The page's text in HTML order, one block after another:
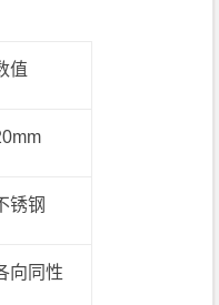
值
锈钢
向同性